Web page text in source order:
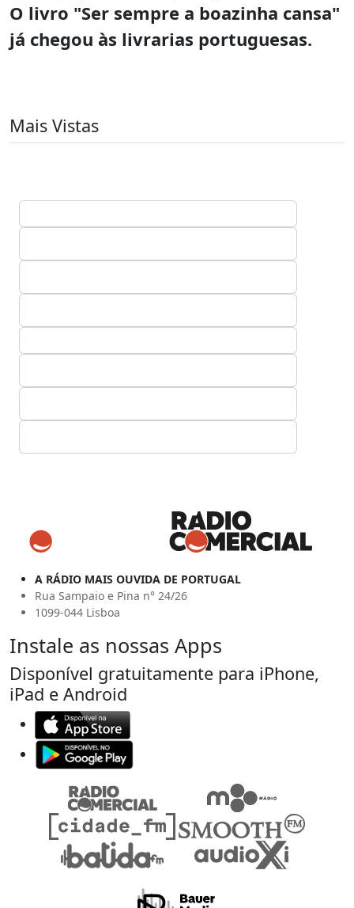
O livro "Ser sempre a boazinha cansa"
já chegou às livrarias portuguesas.
Mais Vistas
A RÁDIO MAIS OUVIDA DE PORTUGAL
Rua Sampaio e Pina n° 24/26
1099-044 Lisboa
Instale as nossas Apps
Disponível gratuitamente para iPhone,
iPad e Android